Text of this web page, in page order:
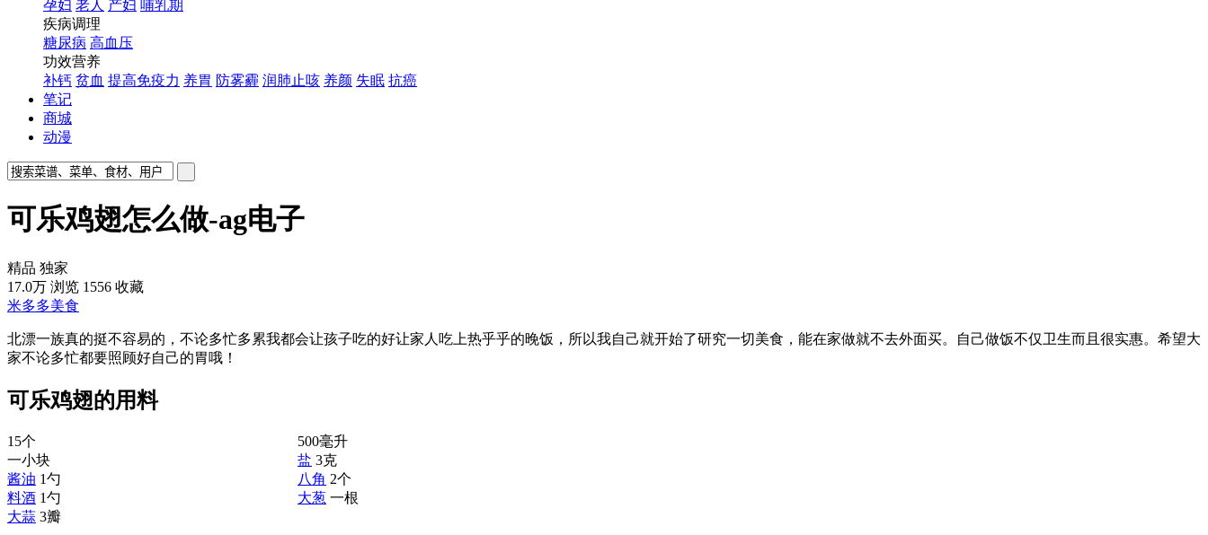
孕妇 老人 产妇 哺乳期
疾病调理
糖尿病 高血压
功效营养
补钙 贫血 提高免疫力 养胃 防雾霾 润肺止咳 养颜 失眠 抗癌
笔记
商城
动漫
可乐鸡翅怎么做-ag电子
精品 独家
17.0万 浏览 1556 收藏
米多多美食
北漂一族真的挺不容易的，不论多忙多累我都会让孩子吃的好让家人吃上热乎乎的晚饭，所以我自己就开始了研究一切美食，能在家做就不去外面买。自己做饭不仅卫生而且很实惠。希望大
家不论多忙都要照顾好自己的胃哦！
可乐鸡翅的用料
15个
500毫升
一小块
盐 3克
酱油 1勺 八角 2个
料酒 1勺 大葱 一根
大蒜 3瓣